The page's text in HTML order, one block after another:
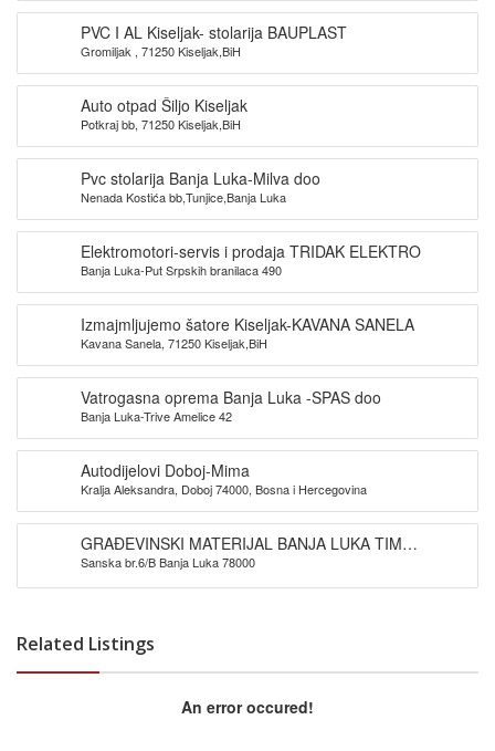
PVC I AL Kiseljak- stolarija BAUPLAST
Gromiljak , 71250 Kiseljak,BiH
Auto otpad Šiljo Kiseljak
Potkraj bb, 71250 Kiseljak,BiH
Pvc stolarija Banja Luka-Milva doo
Nenada Kostića bb,Tunjice,Banja Luka
Elektromotori-servis i prodaja TRIDAK ELEKTRO
Banja Luka-Put Srpskih branilaca 490
Izmajmljujemo šatore Kiseljak-KAVANA SANELA
Kavana Sanela, 71250 Kiseljak,BiH
Vatrogasna oprema Banja Luka -SPAS doo
Banja Luka-Trive Amelice 42
Autodijelovi Doboj-Mima
Kralja Aleksandra, Doboj 74000, Bosna i Hercegovina
GRAĐEVINSKI MATERIJAL BANJA LUKA TIM
PROMET DOO
Sanska br.6/B Banja Luka 78000
Related Listings
An error occured!